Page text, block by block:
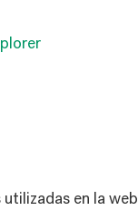
en la web